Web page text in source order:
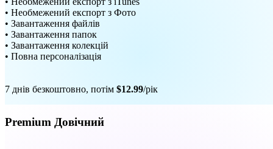
• Необмежений експорт з Фото
• Завантаження файлів
• Завантаження папок
• Завантаження колекцій
• Повна персоналізація
7 днів безкоштовно, потім $12.99/рік
Premium Довічний